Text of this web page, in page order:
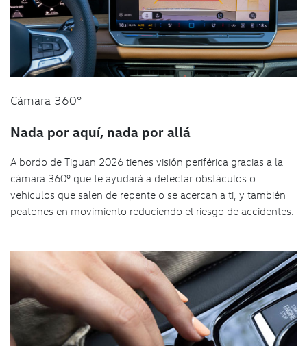
Cámara 360°
Nada por aquí, nada por allá
A bordo de Tiguan 2026 tienes visión periférica gracias a la
cámara 360º que te ayudará a detectar obstáculos o
vehículos que salen de repente o se acercan a ti, y también
peatones en movimiento reduciendo el riesgo de accidentes.